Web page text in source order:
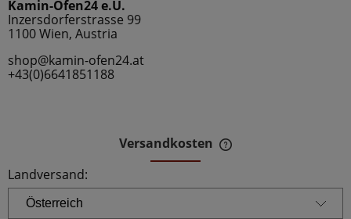
Kamin-Ofen24 e.U.
Inzersdorferstrasse 99
1100 Wien, Austria
shop@kamin-ofen24.at
+43(0)6641851188
Versandkosten
Landversand: